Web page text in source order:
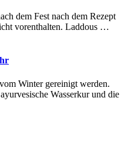
dem Fest nach dem Rezept
vorenthalten. Laddous …
Winter gereinigt werden.
Wasserkur und die